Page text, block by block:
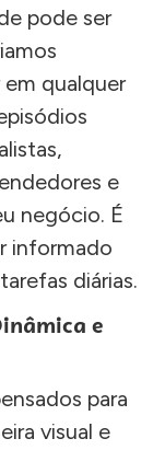
pode ser
qualquer
e
negócio. É
informado
diárias.
e
para
visual e